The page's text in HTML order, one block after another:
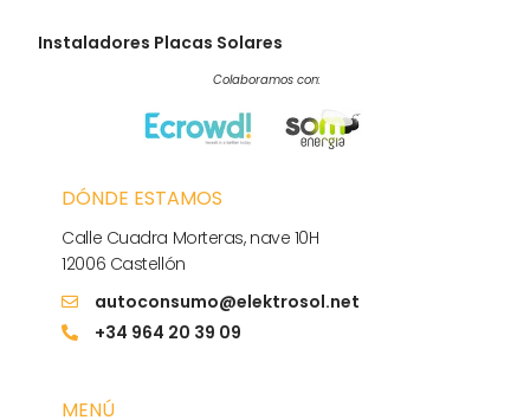
Instaladores Placas Solares
Colaboramos con:
DÓNDE ESTAMOS
Calle Cuadra Morteras, nave 10H
12006 Castellón
autoconsumo@elektrosol.net
+34 964 20 39 09
MENÚ